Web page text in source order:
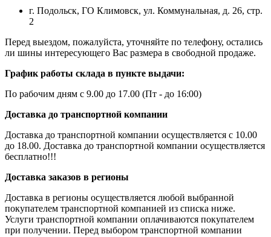
г. Подольск, ГО Климовск, ул. Коммунальная, д. 26, стр.
2
Перед выездом, пожалуйста, уточняйте по телефону, остались
ли шины интересующего Вас размера в свободной продаже.
График работы склада в пункте выдачи:
По рабочим дням с 9.00 до 17.00 (Пт - до 16:00)
Доставка до транспортной компании
Доставка до транспортной компании осуществляется с 10.00
до 18.00. Доставка до транспортной компании осуществляется
бесплатно!!!
Доставка заказов в регионы
Доставка в регионы осуществляется любой выбранной
покупателем транспортной компанией из списка ниже.
Услуги транспортной компании оплачиваются покупателем
при получении. Перед выбором транспортной компании